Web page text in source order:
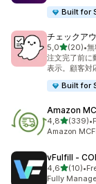
Built for
チェックア
5,0de 5(20)
20 total de
•無
注文完了前に
表示。顧客対
Built for
Amazon
4,8de 5(339)
339 total de•
Amazon
vFulfill ‑
4,6de 5(10)
10 total de
•
Fully